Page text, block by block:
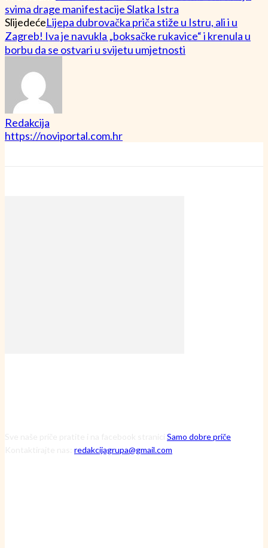
svima drage manifestacije Slatka Istra
SlijedećeLijepa dubrovačka priča stiže u Istru, ali i u
Zagreb! Iva je navukla „boksačke rukavice“ i krenula u
borbu da se ostvari u svijetu umjetnosti
Redakcija
https://noviportal.com.hr
Samo dobre priče
redakcijagrupa@gmail.com